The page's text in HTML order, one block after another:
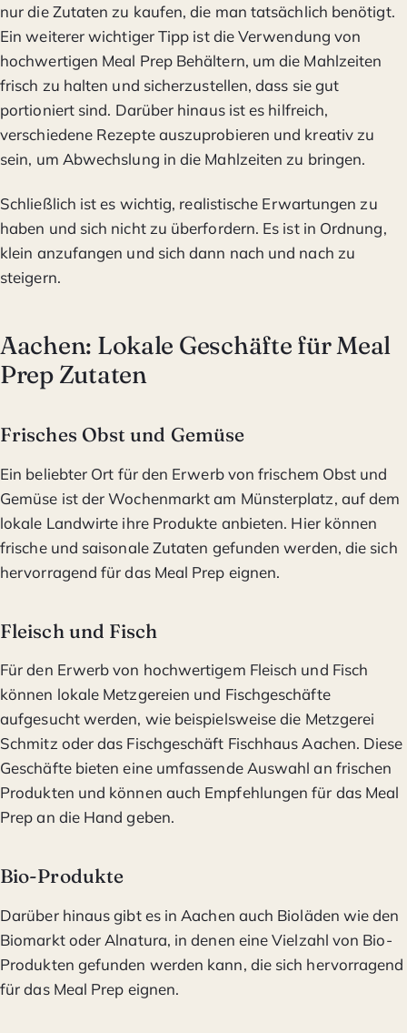
nur die Zutaten zu kaufen, die man tatsächlich benötigt.
Ein weiterer wichtiger Tipp ist die Verwendung von
hochwertigen Meal Prep Behältern, um die Mahlzeiten
frisch zu halten und sicherzustellen, dass sie gut
portioniert sind. Darüber hinaus ist es hilfreich,
verschiedene Rezepte auszuprobieren und kreativ zu
sein, um Abwechslung in die Mahlzeiten zu bringen.
Schließlich ist es wichtig, realistische Erwartungen zu
haben und sich nicht zu überfordern. Es ist in Ordnung,
klein anzufangen und sich dann nach und nach zu
steigern.
Aachen: Lokale Geschäfte für Meal
Prep Zutaten
Frisches Obst und Gemüse
Ein beliebter Ort für den Erwerb von frischem Obst und
Gemüse ist der Wochenmarkt am Münsterplatz, auf dem
lokale Landwirte ihre Produkte anbieten. Hier können
frische und saisonale Zutaten gefunden werden, die sich
hervorragend für das Meal Prep eignen.
Fleisch und Fisch
Für den Erwerb von hochwertigem Fleisch und Fisch
können lokale Metzgereien und Fischgeschäfte
aufgesucht werden, wie beispielsweise die Metzgerei
Schmitz oder das Fischgeschäft Fischhaus Aachen. Diese
Geschäfte bieten eine umfassende Auswahl an frischen
Produkten und können auch Empfehlungen für das Meal
Prep an die Hand geben.
Bio-Produkte
Darüber hinaus gibt es in Aachen auch Bioläden wie den
Biomarkt oder Alnatura, in denen eine Vielzahl von Bio-
Produkten gefunden werden kann, die sich hervorragend
für das Meal Prep eignen.